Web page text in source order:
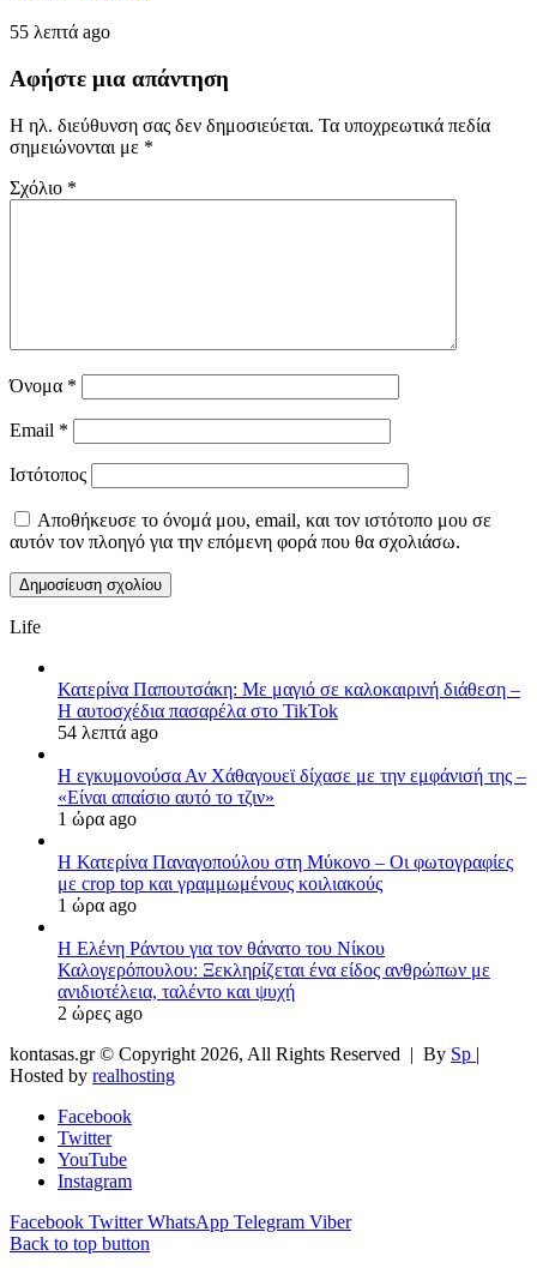
55 λεπτά ago
Αφήστε μια απάντηση
Η ηλ. διεύθυνση σας δεν δημοσιεύεται. Τα υποχρεωτικά πεδία
σημειώνονται με *
Σχόλιο *
Όνομα *
Email *
Ιστότοπος
Αποθήκευσε το όνομά μου, email, και τον ιστότοπο μου σε
αυτόν τον πλοηγό για την επόμενη φορά που θα σχολιάσω.
Life
Κατερίνα Παπουτσάκη: Με μαγιό σε καλοκαιρινή διάθεση –
Η αυτοσχέδια πασαρέλα στο TikTok
54 λεπτά ago
Η εγκυμονούσα Αν Χάθαγουεϊ δίχασε με την εμφάνισή της –
«Είναι απαίσιο αυτό το τζιν»
1 ώρα ago
Η Κατερίνα Παναγοπούλου στη Μύκονο – Οι φωτογραφίες
με crop top και γραμμωμένους κοιλιακούς
1 ώρα ago
Η Ελένη Ράντου για τον θάνατο του Νίκου
Καλογερόπουλου: Ξεκληρίζεται ένα είδος ανθρώπων με
ανιδιοτέλεια, ταλέντο και ψυχή
2 ώρες ago
kontasas.gr © Copyright 2026, All Rights Reserved | By Sp |
Hosted by realhosting
Facebook
Twitter
YouTube
Instagram
Facebook Twitter WhatsApp Telegram Viber
Back to top button